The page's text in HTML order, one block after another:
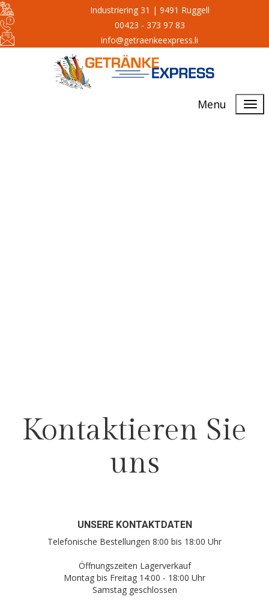
Industriering 31 | 9491 Ruggell
00423 - 373 97 83
info@getraenkeexpress.li
Menu
Kontaktieren Sie
uns
UNSERE KONTAKTDATEN
Telefonische Bestellungen 8:00 bis 18:00 Uhr
Öffnungszeiten Lagerverkauf
Montag bis Freitag 14:00 - 18:00 Uhr
Samstag geschlossen